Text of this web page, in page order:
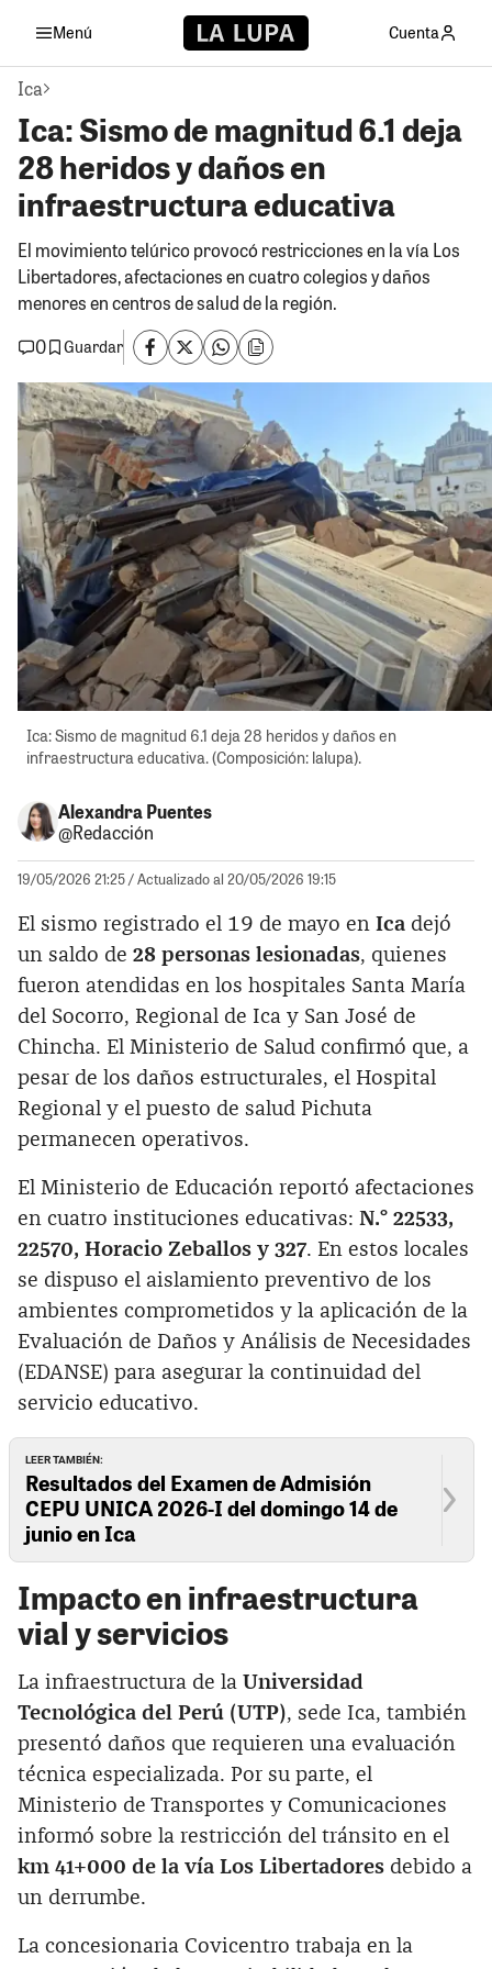
Menú Cuenta
Ica
Ica: Sismo de magnitud 6.1 deja
28 heridos y daños en
infraestructura educativa
El movimiento telúrico provocó restricciones en la vía Los
Libertadores, afectaciones en cuatro colegios y daños
menores en centros de salud de la región.
0
Guardar
Ica: Sismo de magnitud 6.1 deja 28 heridos y daños en
infraestructura educativa. (Composición: lalupa).
Alexandra Puentes
@Redacción
19/05/2026 21:25/ Actualizado al 20/05/2026 19:15
El sismo registrado el 19 de mayo en Ica dejó
un saldo de 28 personas lesionadas, quienes
fueron atendidas en los hospitales Santa María
del Socorro, Regional de Ica y San José de
Chincha. El Ministerio de Salud confirmó que, a
pesar de los daños estructurales, el Hospital
Regional y el puesto de salud Pichuta
permanecen operativos.
El Ministerio de Educación reportó afectaciones
en cuatro instituciones educativas: N.° 22533,
22570, Horacio Zeballos y 327. En estos locales
se dispuso el aislamiento preventivo de los
ambientes comprometidos y la aplicación de la
Evaluación de Daños y Análisis de Necesidades
(EDANSE) para asegurar la continuidad del
servicio educativo.
LEER TAMBIÉN:
Resultados del Examen de Admisión
CEPU UNICA 2026-I del domingo 14 de
junio en Ica
Impacto en infraestructura
vial y servicios
La infraestructura de la Universidad
Tecnológica del Perú (UTP), sede Ica, también
presentó daños que requieren una evaluación
técnica especializada. Por su parte, el
Ministerio de Transportes y Comunicaciones
informó sobre la restricción del tránsito en el
km 41+000 de la vía Los Libertadores debido a
un derrumbe.
La concesionaria Covicentro trabaja en la